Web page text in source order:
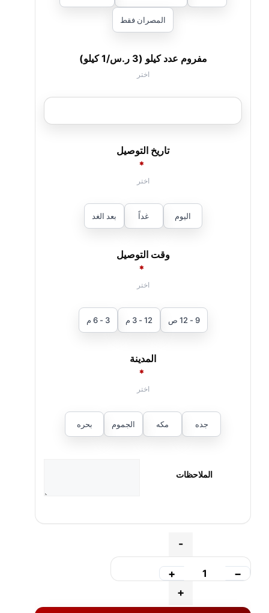
المصران فقط
مفروم عدد كيلو (3 ر.س/1 كيلو)
تاريخ التوصيل
*
اليوم غداً بعد الغد
وقت التوصيل
*
9 - 12 ص 12 - 3 م 3 - 6 م
المدينة
*
جده مكه الجموم بحره
الملاحظات
-
−
+
+